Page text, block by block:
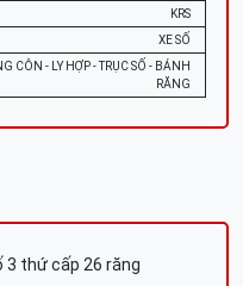
KRS
XE SỐ
CÔN - LY HỢP - TRỤC SỐ - BÁNH
RĂNG
3 thứ cấp 26 răng